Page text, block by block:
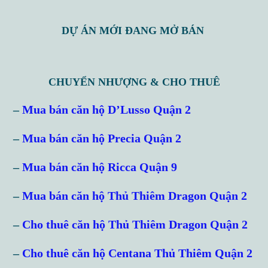
DỰ ÁN MỚI ĐANG MỞ BÁN
CHUYỂN NHƯỢNG & CHO THUÊ
–Mua bán căn hộ D’Lusso Quận 2
–Mua bán căn hộ Precia Quận 2
–Mua bán căn hộ Ricca Quận 9
–Mua bán căn hộ Thủ Thiêm Dragon Quận 2
– Cho thuê căn hộ Thủ Thiêm Dragon Quận 2
– Cho thuê căn hộ Centana Thủ Thiêm Quận 2